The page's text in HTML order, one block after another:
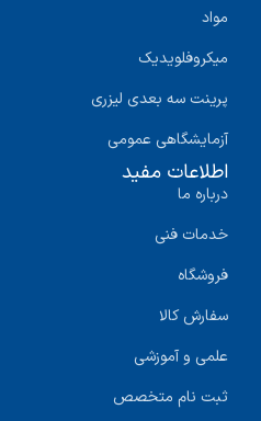
مواد
میکروفلویدیک
پرینت سه‌ بعدی لیزری
آزمایشگاهی عمومی
اطلاعات مفید
درباره ما
خدمات فنی
فروشگاه
سفارش کالا
علمی و آموزشی
ثبت نام متخصص